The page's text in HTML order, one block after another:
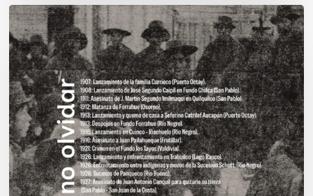
Chawrakawin:
Palimpsesto
explora
a
través
del
arte
las